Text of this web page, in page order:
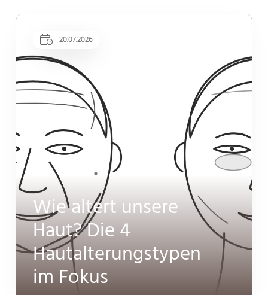
20.07.2026
Wie altert unsere
Haut? Die 4
Hautalterungstypen
im Fokus